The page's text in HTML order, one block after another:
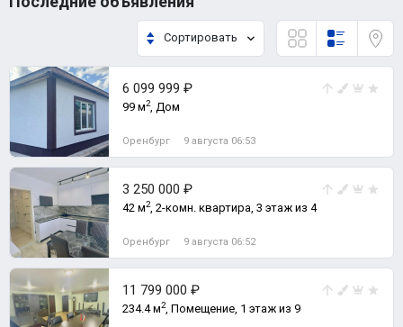
Сортировать
6 099 999 ₽
99 м2, Дом
Оренбург 9 августа 06:53
3 250 000 ₽
42 м2, 2-комн. квартира, 3 этаж из 4
Оренбург 9 августа 06:52
11 799 000 ₽
234.4 м2, Помещение, 1 этаж из 9